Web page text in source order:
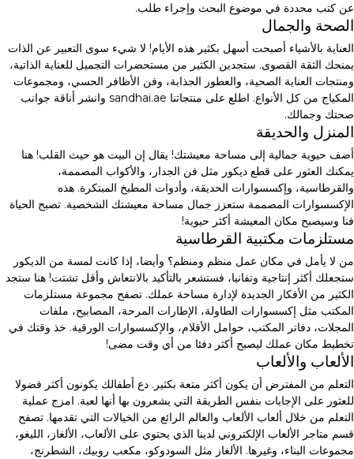
عن كتب محددة في موضوع البحث وإجراء طلب.
الصحة والجمال
العناية بالأشياء أصبحت أسهل بكثير هذه الأيام! لا شيء سوى التعبير عن الذات
يمنحك الثقة القصوى. ستجدين الكثير من مستحضرات التجميل للعناية الذاتية،
ومنتجات العناية الصحية، والعطور الجذابة، وفن الأظافر الحسي، ومجموعات
المكياج من كل الأنواع. اطلع على منتجاتنا sandhai.ae وانشر أناقة جوانب
صحتك وجمالك.
المنزل والحديقة
أضف حيوية جمالية إلى مساحة معيشتك! يقال إن البيت هو حيث القلب! هنا
يمكنك العثور على قطع ديكور مثل فن الجدار، والأكواب المصممة،
والقرطاسية، وإكسسوارات الحديقة، وأدوات المطبخ المبتكرة. هذه
الإكسسوارات المصممة ستعزز جمال مساحة معيشتك الشخصية. تصبح الحياة
فنا وسيصبح مكان المعيشة أكثر حيوية!
مستلزمات مكتبية القرطاسية
من لا يأمل في مكان عمل منظم ومنظم؟ وأيضا، إذا كانت لمسة من الديكور
ستجعلك أكثر إنتاجية وتفانيا، فستشعر بالتأكيد بالانتعاش وأقل تشتت! هنا ستجد
الكثير من الأفكار الجديدة لإدارة مساحة عملك. تصفح مجموعة مستلزمات
المكتب مثل إكسسوارات الطاولة، الإطارات المرحة، المصابيح، ملفات
المجلات، دفاتر المكتب، حوامل الأقلام، والإكسسوارات الورقية. خذ وقتك في
تخطيط مكان عملك ليصبح أكثر دفئا من أي وقت مضى!
الألعاب والألعاب
التعلم من المفترض أن يكون أكثر متعة بكثير. دع أطفالك يكونون أكثر فضولا
للعثور على الإجابات بنفس الطريقة التي يشعرون بها أنها لعبة. امزج عملية
التعلم من خلال ألعاب الألعاب والعالم الرائع من الخيالات التي تقدمها. تصفح
قسم متاجر الألعاب الإلكتروني لدينا الذي يحتوي على الألعاب، الألغاز، الليغو،
مجموعات البناء، وغيرها. الألغاز مثل السودوكو، مكعب روبيك، الشطرنج،